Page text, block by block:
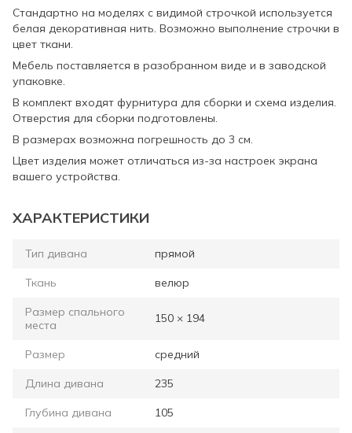
Стандартно на моделях с видимой строчкой используется
белая декоративная нить. Возможно выполнение строчки в
цвет ткани.
Мебель поставляется в разобранном виде и в заводской
упаковке.
В комплект входят фурнитура для сборки и схема изделия.
Отверстия для сборки подготовлены.
В размерах возможна погрешность до 3 см.
Цвет изделия может отличаться из-за настроек экрана
вашего устройства.
ХАРАКТЕРИСТИКИ
Тип дивана прямой
Ткань велюр
Размер спального
места
150 × 194
Размер средний
Длина дивана 235
Глубина дивана 105